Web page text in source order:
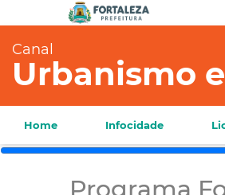
Canal
Urbanismo
Home Infocidade
Programa